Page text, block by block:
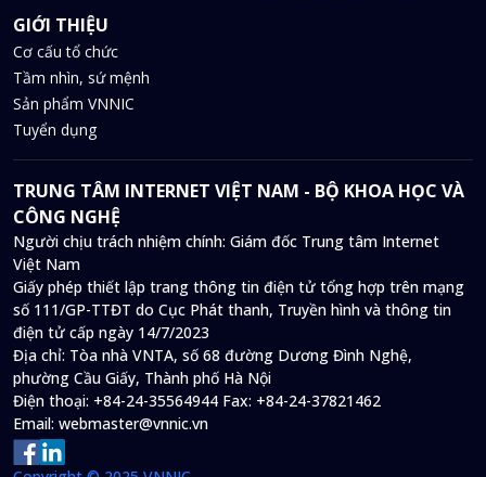
GIỚI THIỆU
Cơ cấu tổ chức
Tầm nhìn, sứ mệnh
Sản phẩm VNNIC
Tuyển dụng
TRUNG TÂM INTERNET VIỆT NAM - BỘ KHOA HỌC VÀ
CÔNG NGHỆ
Người chịu trách nhiệm chính: Giám đốc Trung tâm Internet
Việt Nam
Giấy phép thiết lập trang thông tin điện tử tổng hợp trên mạng
số 111/GP-TTĐT do Cục Phát thanh, Truyền hình và thông tin
điện tử cấp ngày 14/7/2023
Địa chỉ: Tòa nhà VNTA, số 68 đường Dương Đình Nghệ,
phường Cầu Giấy, Thành phố Hà Nội
Điện thoại: +84-24-35564944 Fax: +84-24-37821462
Email: webmaster@vnnic.vn